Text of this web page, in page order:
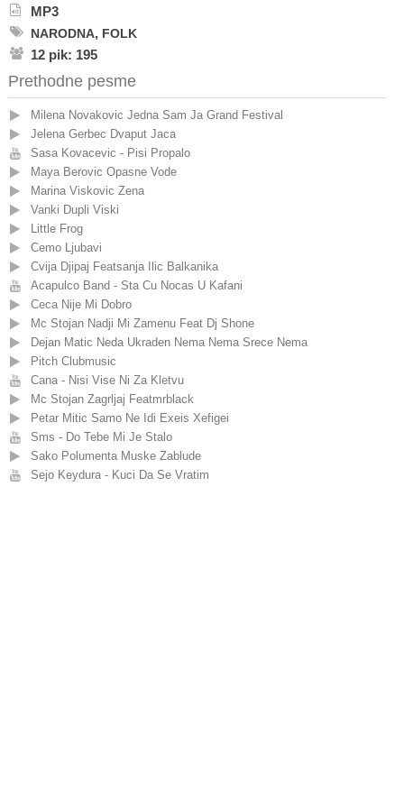
MP3
NARODNA, FOLK
12 pik: 195
Prethodne pesme
Milena Novakovic Jedna Sam Ja Grand Festival
Jelena Gerbec Dvaput Jaca
Sasa Kovacevic - Pisi Propalo
Maya Berovic Opasne Vode
Marina Viskovic Zena
Vanki Dupli Viski
Little Frog
Cemo Ljubavi
Cvija Djipaj Featsanja Ilic Balkanika
Acapulco Band - Sta Cu Nocas U Kafani
Ceca Nije Mi Dobro
Mc Stojan Nadji Mi Zamenu Feat Dj Shone
Dejan Matic Neda Ukraden Nema Nema Srece Nema
Pitch Clubmusic
Cana - Nisi Vise Ni Za Kletvu
Mc Stojan Zagrljaj Featmrblack
Petar Mitic Samo Ne Idi Exeis Xefigei
Sms - Do Tebe Mi Je Stalo
Sako Polumenta Muske Zablude
Sejo Keydura - Kuci Da Se Vratim